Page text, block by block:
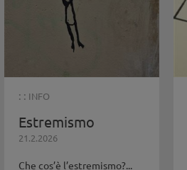
: : INFO
Estremismo
21.2.2026
Che cos’è l’estremismo?...